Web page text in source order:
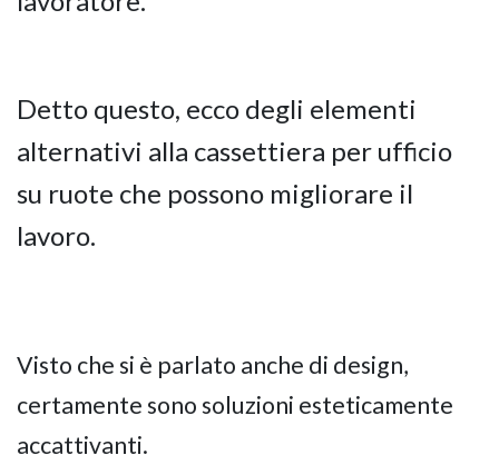
Detto questo, ecco degli elementi
alternativi alla cassettiera per ufficio
su ruote che possono migliorare il
lavoro.
Visto che si è parlato anche di design,
certamente sono soluzioni esteticamente
accattivanti.